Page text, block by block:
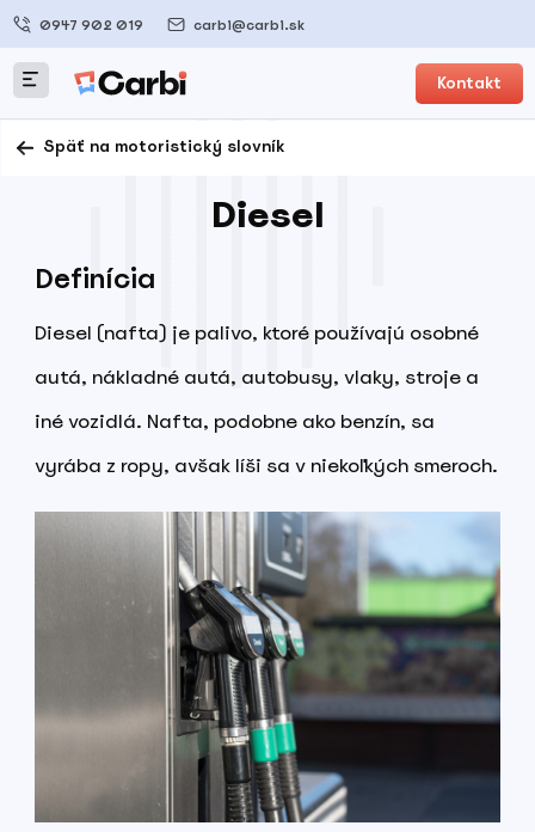
0947 902 019 carbi@carbi.sk
Kontakt
Späť na motoristický slovník
Diesel
Definícia
Diesel (nafta) je palivo, ktoré používajú osobné
autá, nákladné autá, autobusy, vlaky, stroje a
iné vozidlá. Nafta, podobne ako benzín, sa
vyrába z ropy, avšak líši sa v niekoľkých smeroch.